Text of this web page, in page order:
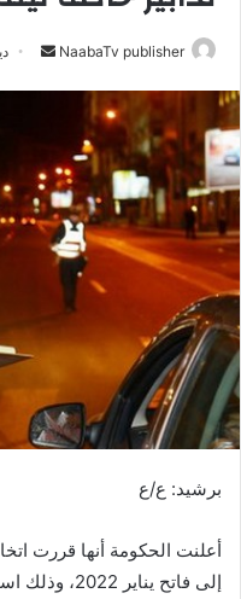
NaabaTv publisher
ب
ر
ي
ل
ر
برشيد: ع/ع
إلى فاتح